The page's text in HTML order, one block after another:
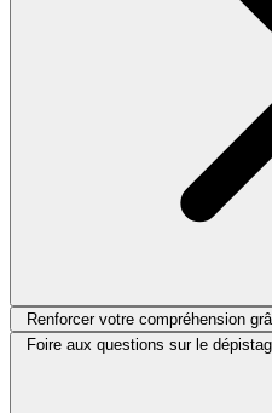
Renforcer votre compréhension
Foire aux questions sur le